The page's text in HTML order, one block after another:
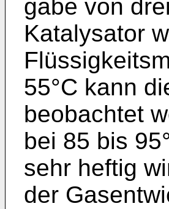
gabe von
Kata­lysator
55°C kann
beobachtet
bei 85 bis
sehr heftig
der